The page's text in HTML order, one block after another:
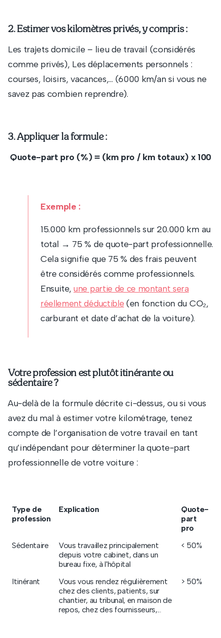
2. Estimer vos kilomètres privés, y compris :
Les trajets domicile – lieu de travail (considérés
comme privés), Les déplacements personnels :
courses, loisirs, vacances,… (6000 km/an si vous ne
savez pas combien reprendre).
3. Appliquer la formule :
Quote-part pro (%) = (km pro / km totaux) x 100
Exemple :
15.000 km professionnels sur 20.000 km au
total → 75 % de quote-part professionnelle.
Cela signifie que 75 % des frais peuvent
être considérés comme professionnels.
Ensuite,une partie de ce montant sera
réellement déductible (en fonction du CO₂,
carburant et date d’achat de la voiture).
Votre profession est plutôt itinérante ou
sédentaire ?
Au-delà de la formule décrite ci-dessus, ou si vous
avez du mal à estimer votre kilométrage, tenez
compte de l’organisation de votre travail en tant
qu’indépendant pour déterminer la quote-part
professionnelle de votre voiture :
Type de
profession
Explication
Quote-
part
pro
Sédentaire
Vous travaillez principalement
depuis votre cabinet, dans un
bureau fixe, à l'hôpital
< 50%
Itinérant
Vous vous rendez régulièrement
chez des clients, patients, sur
chantier, au tribunal, en maison de
repos, chez des fournisseurs,...
> 50%